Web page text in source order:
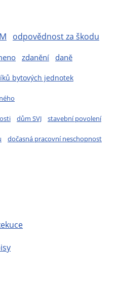
odpovědnost za škodu
zdanění
daně
bytových jednotek
dům SVJ stavební povolení
dočasná pracovní neschopnost